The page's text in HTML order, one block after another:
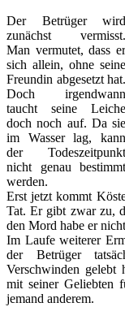
Der Betrüger wird
zunächst vermisst.
Man vermutet, dass er
sich allein, ohne seine
Freundin abgesetzt hat.
Doch irgendwann
taucht seine Leiche
doch noch auf. Da sie
im Wasser lag, kann
der Todeszeitpunkt
nicht genau bestimmt
werden.
Erst jetzt kommt
Tat. Er gibt zwar zu,
den Mord habe er
Im Laufe weiterer
der Betrüger
Verschwinden gelebt
mit seiner Geliebten
jemand anderem.